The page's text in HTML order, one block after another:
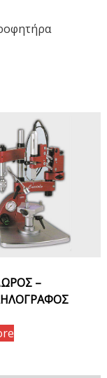
–